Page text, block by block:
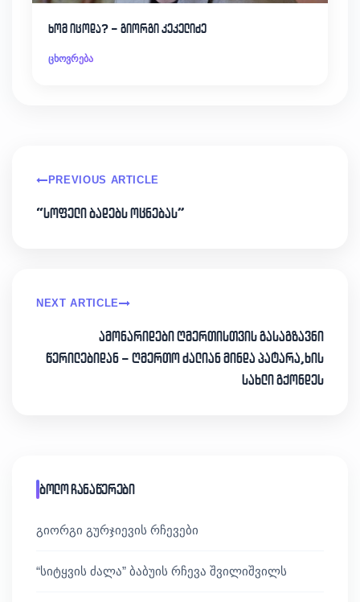
ხომ იცოდა? – გიორგი კეკელიძე
ცხოვრება
PREVIOUS ARTICLE
“სოფელი ბადებს ოცნებას”
NEXT ARTICLE
ამონარიდები ღმერთისთვის გასაგზავნი
წერილებიდან – ღმერთო ძალიან მინდა პატარა,ხის
სახლი გქონდეს
ბოლო ჩანაწერები
გიორგი გურჯიევის რჩევები
“სიტყვის ძალა” ბაბუის რჩევა შვილიშვილს